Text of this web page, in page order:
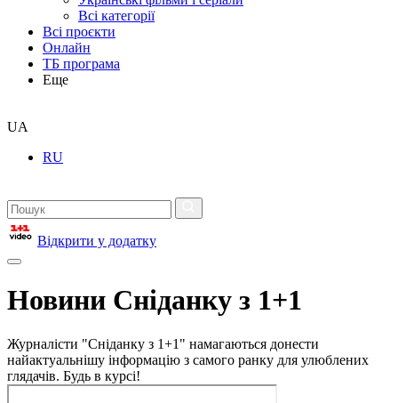
Всі категорії
Всі проєкти
Онлайн
ТБ програма
Еще
UA
RU
Відкрити у додатку
Новини Сніданку з 1+1
Журналісти "Сніданку з 1+1" намагаються донести
найактуальнішу інформацію з самого ранку для улюблених
глядачів. Будь в курсі!